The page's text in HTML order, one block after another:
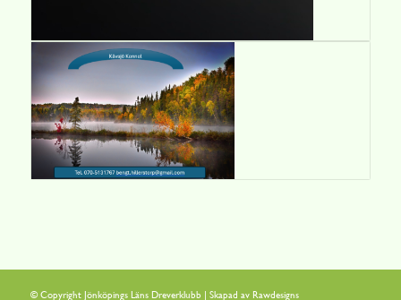
© Copyright Jönköpings Läns Dreverklubb | Skapad av Rawdesigns